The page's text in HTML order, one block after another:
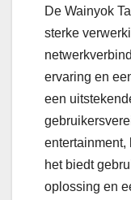
De Wainyok
sterke
ervaring en
een
entertainment,
het biedt
oplossing en